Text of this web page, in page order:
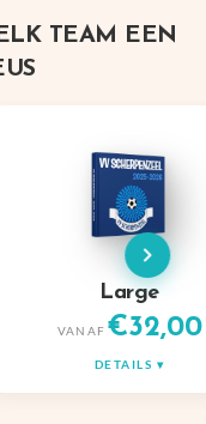
TEAM EEN
Large
VANAF €32,00
DETAILS